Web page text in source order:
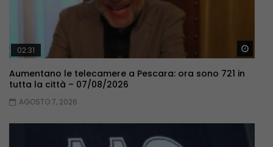
02:31
Aumentano le telecamere a Pescara: ora sono 721 in
tutta la città – 07/08/2026
AGOSTO 7, 2026